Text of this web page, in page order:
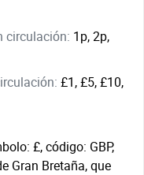
circulación: 1p, 2p,
£1, £5, £10,
£, código: GBP,
Gran Bretaña, que